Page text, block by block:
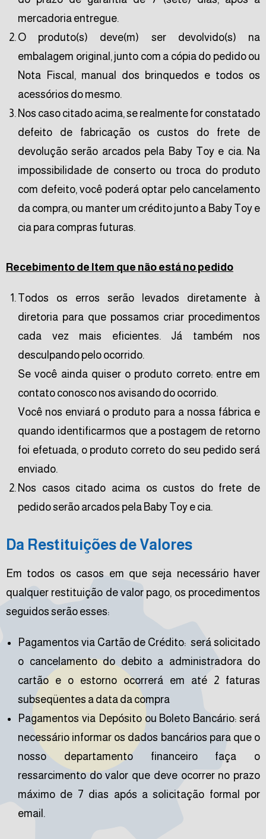
mercadoria entregue.
O produto(s) deve(m) ser devolvido(s) na
embalagem original, junto com a cópia do pedido ou
Nota Fiscal, manual dos brinquedos e todos os
acessórios do mesmo.
Nos caso citado acima, se realmente for constatado
defeito de fabricação os custos do frete de
devolução serão arcados pela Baby Toy e cia. Na
impossibilidade de conserto ou troca do produto
com defeito, você poderá optar pelo cancelamento
da compra, ou manter um crédito junto a Baby Toy e
cia para compras futuras.
Recebimento de Item que não está no pedido
Todos os erros serão levados diretamente à
diretoria para que possamos criar procedimentos
cada vez mais eficientes. Já também nos
desculpando pelo ocorrido.
Se você ainda quiser o produto correto: entre em
contato conosco nos avisando do ocorrido.
Você nos enviará o produto para a nossa fábrica e
quando identificarmos que a postagem de retorno
foi efetuada, o produto correto do seu pedido será
enviado.
Nos casos citado acima os custos do frete de
pedido serão arcados pela Baby Toy e cia.
Da Restituições de Valores
Em todos os casos em que seja necessário haver
qualquer restituição de valor pago, os procedimentos
seguidos serão esses:
Pagamentos via Cartão de Crédito: será solicitado
o cancelamento do debito a administradora do
cartão e o estorno ocorrerá em até 2 faturas
subseqüentes a data da compra
Pagamentos via Depósito ou Boleto Bancário: será
necessário informar os dados bancários para que o
nosso departamento financeiro faça o
ressarcimento do valor que deve ocorrer no prazo
máximo de 7 dias após a solicitação formal por
email.